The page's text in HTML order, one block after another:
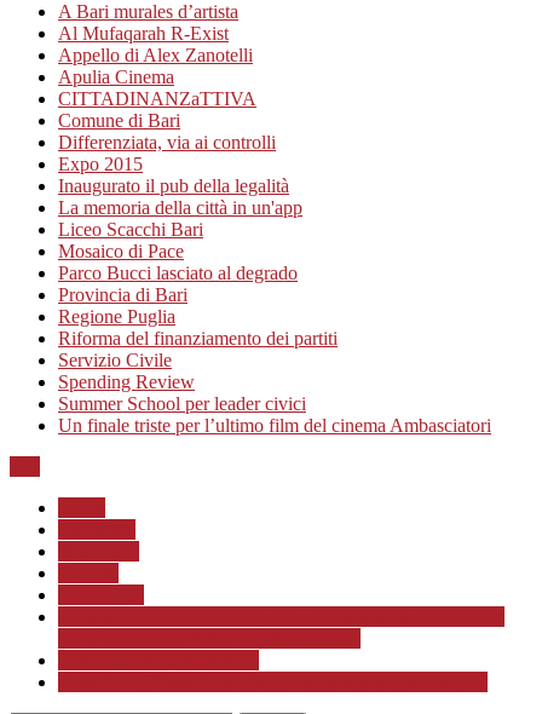
A Bari murales d’artista
Al Mufaqarah R-Exist
Appello di Alex Zanotelli
Apulia Cinema
CITTADINANZaTTIVA
Comune di Bari
Differenziata, via ai controlli
Expo 2015
Inaugurato il pub della legalità
La memoria della città in un'app
Liceo Scacchi Bari
Mosaico di Pace
Parco Bucci lasciato al degrado
Provincia di Bari
Regione Puglia
Riforma del finanziamento dei partiti
Servizio Civile
Spending Review
Summer School per leader civici
Un finale triste per l’ultimo film del cinema Ambasciatori